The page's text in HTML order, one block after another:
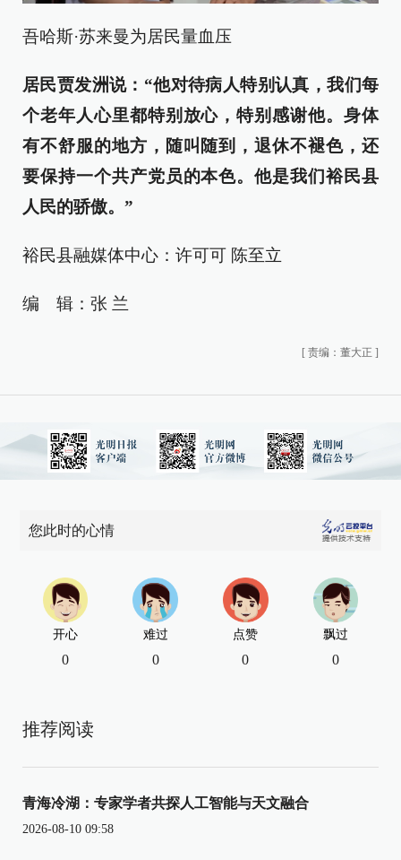
吾哈斯·苏来曼为居民量血压
居民贾发洲说： “他对待病人特别认真，我们每
个老年人心里都特别放心，特别感谢他。身体
有不舒服的地方，随叫随到，退休不褪色，还
要保持一个共产党员的本色。他是我们裕民县
人民的骄傲。”
裕民县融媒体中心：许可可 陈至立
编 辑：张 兰
[ 责编：董大正 ]
您此时的心情
开心
0
难过
0
点赞
0
飘过
0
推荐阅读
青海冷湖：专家学者共探人工智能与天文融合
2026-08-10 09:58